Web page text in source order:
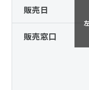
販売日
販売窓口